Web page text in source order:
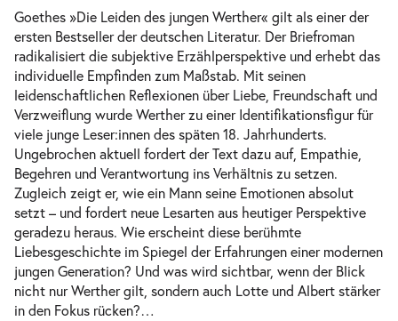
Werther & Lotte & Albert-
Di.
15.12.2026
Di. 15.12.2026
19:30 Uhr
Tickets
Werther & Lotte & Albert-
Mi.
16.12.2026
Mi. 16.12.2026
10:30 Uhr
Tickets
Goethes »Die Leiden des jungen Werther« gilt als einer der
ersten Bestseller der deutschen Literatur. Der Briefroman
radikalisiert die subjektive Erzählperspektive und erhebt das
individuelle Empfinden zum Maßstab. Mit seinen
leidenschaftlichen Reflexionen über Liebe, Freundschaft und
Verzweiflung wurde Werther zu einer Identifikationsfigur für
viele junge Leser:innen des späten 18. Jahrhunderts.
Ungebrochen aktuell fordert der Text dazu auf, Empathie,
Begehren und Verantwortung ins Verhältnis zu setzen.
Zugleich zeigt er, wie ein Mann seine Emotionen absolut
setzt – und fordert neue Lesarten aus heutiger Perspektive
geradezu heraus. Wie erscheint diese berühmte
Liebesgeschichte im Spiegel der Erfahrungen einer modernen
jungen Generation? Und was wird sichtbar, wenn der Blick
nicht nur Werther gilt, sondern auch Lotte und Albert stärker
in den Fokus rücken?…